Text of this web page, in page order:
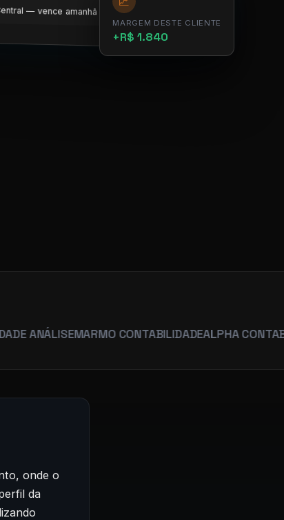
— vence amanhã
MARGEM DESTE CLIENTE
+R$ 1.840
MARMO CONTABILIDADEALPHA CONTABILIDADE
onde o
da